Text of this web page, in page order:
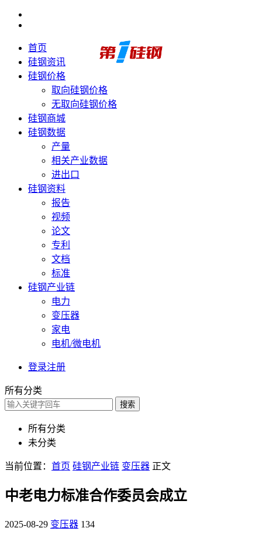
首页
硅钢资讯
硅钢价格
取向硅钢价格
无取向硅钢价格
硅钢商城
硅钢数据
产量
相关产业数据
进出口
硅钢资料
报告
视频
论文
专利
文档
标准
硅钢产业链
电力
变压器
家电
电机/微电机
登录注册
所有分类
搜索
所有分类
未分类
当前位置： 首页 硅钢产业链 变压器 正文
中老电力标准合作委员会成立
2025-08-29 变压器 134